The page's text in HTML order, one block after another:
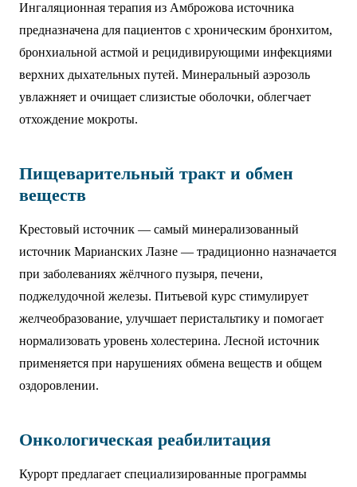
Ингаляционная терапия из Амброжова источника
предназначена для пациентов с хроническим бронхитом,
бронхиальной астмой и рецидивирующими инфекциями
верхних дыхательных путей. Минеральный аэрозоль
увлажняет и очищает слизистые оболочки, облегчает
отхождение мокроты.
Пищеварительный тракт и обмен
веществ
Крестовый источник — самый минерализованный
источник Марианских Лазне — традиционно назначается
при заболеваниях жёлчного пузыря, печени,
поджелудочной железы. Питьевой курс стимулирует
желчеобразование, улучшает перистальтику и помогает
нормализовать уровень холестерина. Лесной источник
применяется при нарушениях обмена веществ и общем
оздоровлении.
Онкологическая реабилитация
Курорт предлагает специализированные программы